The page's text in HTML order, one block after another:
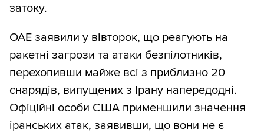
затоку.
ОАЕ заявили у вівторок, що реагують на
ракетні загрози та атаки безпілотників,
перехопивши майже всі з приблизно 20
снарядів, випущених з Ірану напередодні.
Офіційні особи США применшили значення
іранських атак, заявивши, що вони не є